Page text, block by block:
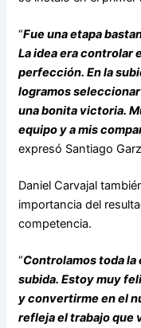
“Fue una etapa
La idea era controlar
perfección. En la
logramos
una bonita victoria.
equipo y a mis
expresó Santiago
Daniel Carvajal
importancia del
competencia.
“Controlamos toda la
subida. Estoy muy
y convertirme en el
refleja el trabajo que